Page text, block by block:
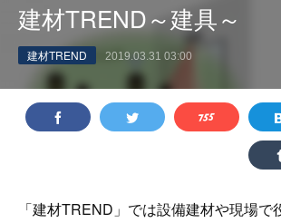
プライバシーポリシー 利用規約
建材TREND～建具～
建材TREND 2019.03.31 03:00
「建材TREND」では設備建材や現場で